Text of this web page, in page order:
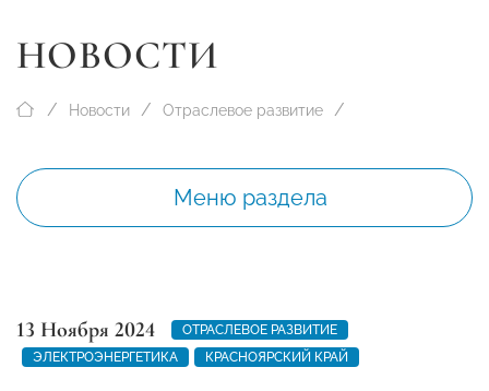
НОВОСТИ
Новости Отраслевое развитие
Меню раздела
13 Ноября 2024
ОТРАСЛЕВОЕ РАЗВИТИЕ
ЭЛЕКТРОЭНЕРГЕТИКА
КРАСНОЯРСКИЙ КРАЙ